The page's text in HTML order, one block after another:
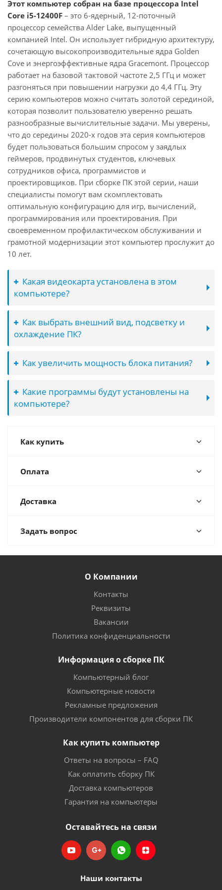
Этот компьютер собран на базе процессора Intel
Core i5-12400F – это 6-ядерный, 12-поточный
процессор семейства Alder Lake, выпущенный
компанией Intel. Он использует гибридную архитектуру,
сочетающую высокопроизводительные ядра Golden
Cove и энергоэффективные ядра Gracemont. Процессор
работает на базовой тактовой частоте 2,5 ГГц и может
разгоняться при повышении нагрузки до 4,4 ГГц. Эту
серию компьютеров можно считать золотой серединой,
которая позволит пользователю уверенно решать
разнообразные вычислительные задачи. Мы уверены,
что до середины 2020-х годов эта серия компьютеров
будет пользоваться большим спросом у заядлых
геймеров, продвинутых студентов, ключевых
сотрудников офиса, программистов и
проектировщиков. При сборке ПК этой серии, наши
специалисты помогут вам скомплектовать
оптимальную конфигурацию для игр, вычислений,
программирования или проектирования. При
своевременном профилактическом обслуживании и
грамотной модернизации этот компьютер прослужит до
10 лет.
Какая видеокарта установлена в этом
компьютере?
Как выбрать внешний вид, подсветку и
охлаждение ПК?
Как увеличить мощность блока питания?
Какие программы будут установлены на
компьютере?
Как купить
Оплата
Доставка
Задать вопрос
О Компании
Контакты
Реквизиты
Вакансии
Политика конфиденциальности
Информация о сборке ПК
Компьютерный блог
Компьютерные новости
Рекламные предложения
Производители компонентов для сборки ПК
Как купить компьютер
Ответы на вопросы – FAQ
Как оплатить сборку ПК
Доставка компьютеров
Гарантия на компьютеры
Оставайтесь на связи
Наши контакты